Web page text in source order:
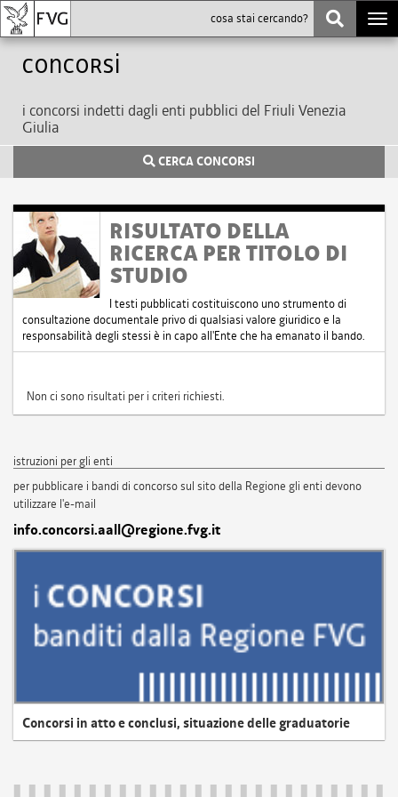
Concorsi
i concorsi indetti dagli enti pubblici del Friuli Venezia
Giulia
CERCA CONCORSI
RISULTATO DELLA
RICERCA PER TITOLO DI
STUDIO
I testi pubblicati costituiscono uno strumento di
consultazione documentale privo di qualsiasi valore giuridico e la
responsabilità degli stessi è in capo all'Ente che ha emanato il bando.
Non ci sono risultati per i criteri richiesti.
istruzioni per gli enti
per pubblicare i bandi di concorso sul sito della Regione gli enti devono
utilizzare l'e-mail
info.concorsi.aall@regione.fvg.it
Concorsi in atto e conclusi, situazione delle graduatorie